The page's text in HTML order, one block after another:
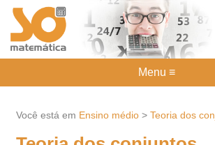
Você está em Ensino médio >Teoria dos